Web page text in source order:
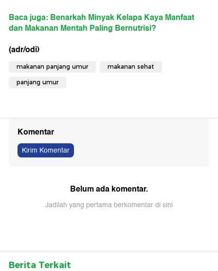
Baca juga: Benarkah Minyak Kelapa Kaya Manfaat
dan Makanan Mentah Paling Bernutrisi?
(adr/odi)
makanan panjang umur makanan sehat
panjang umur
Komentar
Kirim Komentar
Belum ada komentar.
Jadilah yang pertama berkomentar di sini
Berita Terkait